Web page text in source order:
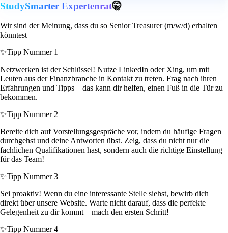
StudySmarter Expertenrat🤫
Wir sind der Meinung, dass du so Senior Treasurer (m/w/d) erhalten
könntest
✨Tipp Nummer 1
Netzwerken ist der Schlüssel! Nutze LinkedIn oder Xing, um mit
Leuten aus der Finanzbranche in Kontakt zu treten. Frag nach ihren
Erfahrungen und Tipps – das kann dir helfen, einen Fuß in die Tür zu
bekommen.
✨Tipp Nummer 2
Bereite dich auf Vorstellungsgespräche vor, indem du häufige Fragen
durchgehst und deine Antworten übst. Zeig, dass du nicht nur die
fachlichen Qualifikationen hast, sondern auch die richtige Einstellung
für das Team!
✨Tipp Nummer 3
Sei proaktiv! Wenn du eine interessante Stelle siehst, bewirb dich
direkt über unsere Website. Warte nicht darauf, dass die perfekte
Gelegenheit zu dir kommt – mach den ersten Schritt!
✨Tipp Nummer 4